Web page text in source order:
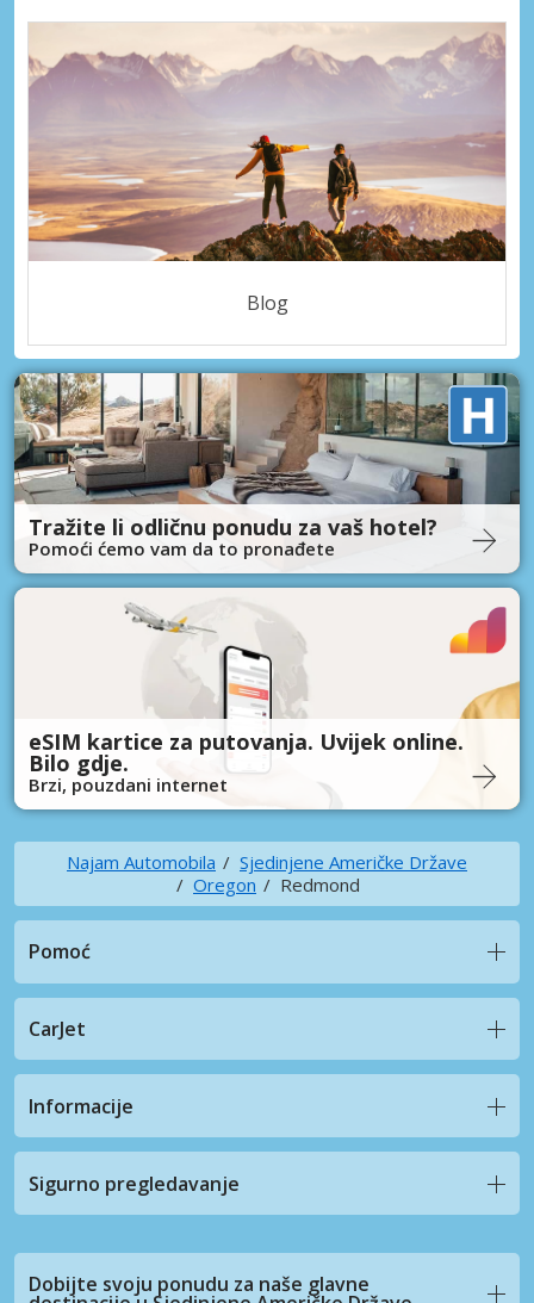
Blog
Tražite li odličnu ponudu za vaš hotel?
Pomoći ćemo vam da to pronađete
eSIM kartice za putovanja. Uvijek online.
Bilo gdje.
Brzi, pouzdani internet
Najam Automobila
Sjedinjene Američke Države
Oregon
Redmond
Pomoć
CarJet
Informacije
Sigurno pregledavanje
Dobijte svoju ponudu za naše glavne